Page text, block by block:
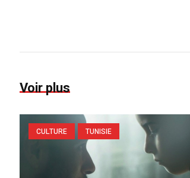
Voir plus
CULTURE TUNISIE